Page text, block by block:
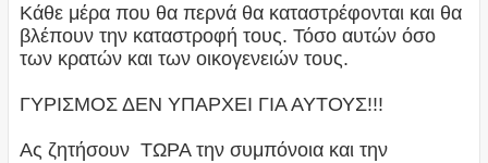
Κάθε μέρα που θα περνά θα καταστρέφονται και θα
βλέπουν την καταστροφή τους. Τόσο αυτών όσο
των κρατών και των οικογενειών τους.
ΓΥΡΙΣΜΟΣ ΔΕΝ ΥΠΑΡΧΕΙ ΓΙΑ ΑΥΤΟΥΣ!!!
Ας ζητήσουν ΤΩΡΑ την συμπόνοια και την